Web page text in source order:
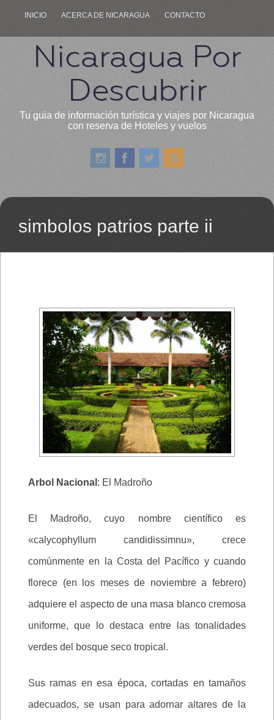
INICIO ACERCA DE NICARAGUA CONTACTO
Nicaragua Por
Descubrir
Tu guia de información turística y viajes por Nicaragua
con reserva de Hoteles y vuelos
simbolos patrios parte ii
Arbol Nacional : El Madroño
El Madroño, cuyo nombre científico es
«calycophyllum candidissimnu», crece
comúnmente en la Costa del Pacífico y cuando
florece (en los meses de noviembre a febrero)
adquiere el aspecto de una masa blanco cremosa
uniforme, que lo destaca entre las tonalidades
verdes del bosque seco tropical.
Sus ramas en esa época, cortadas en tamaños
adecuados, se usan para adornar altares de la